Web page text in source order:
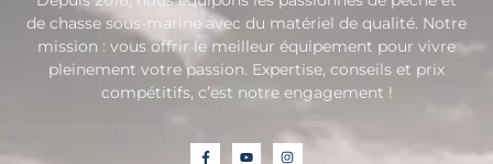
de chasse sous-marine avec du matériel de qualité. Notre
mission : vous offrir le meilleur équipement pour vivre
pleinement votre passion. Expertise, conseils et prix
compétitifs, c’est notre engagement !